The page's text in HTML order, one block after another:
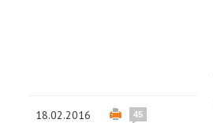
18.02.2016 45